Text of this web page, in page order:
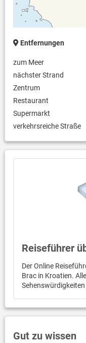
Entfernungen
zum Meer
nächster Strand
Zentrum
Restaurant
Supermarkt
verkehrsreiche Straße
Reiseführer
Der Online
Brac in Kroatien.
Gut zu wissen